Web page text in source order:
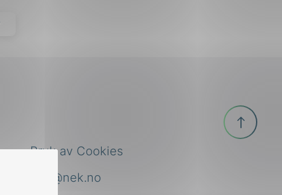
nek@nek.no
Bruk av Cookies
Til
toppen